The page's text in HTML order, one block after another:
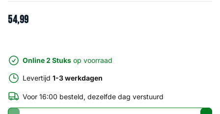
54,99
Online 2 Stuks op voorraad
Levertijd 1-3 werkdagen
Voor 16:00 besteld, dezelfde dag verstuurd